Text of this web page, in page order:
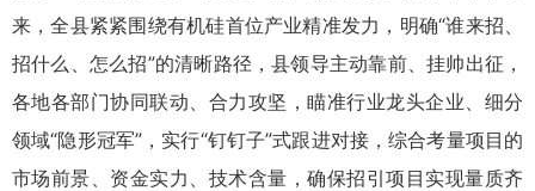
来，全县紧紧围绕有机硅首位产业精准发力，明确“谁来招、
招什么、怎么招”的清晰路径，县领导主动靠前、挂帅出征，
各地各部门协同联动、合力攻坚，瞄准行业龙头企业、细分
领域“隐形冠军”，实行“钉钉子”式跟进对接，综合考量项目的
市场前景、资金实力、技术含量，确保招引项目实现量质齐